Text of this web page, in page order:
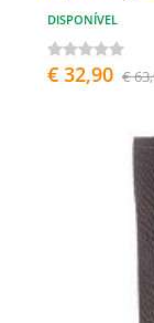
DISPONÍVEL
€ 32,90 €